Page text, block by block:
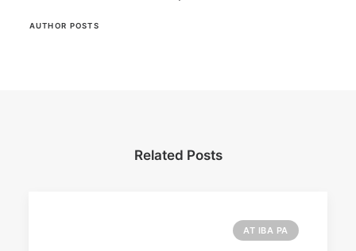
AUTHOR POSTS
Related Posts
AT IBA PA